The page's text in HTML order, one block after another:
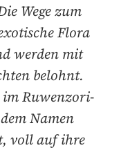
Wege zum
Flora
werden mit
belohnt.
Ruwenzori-
Namen
voll auf ihre